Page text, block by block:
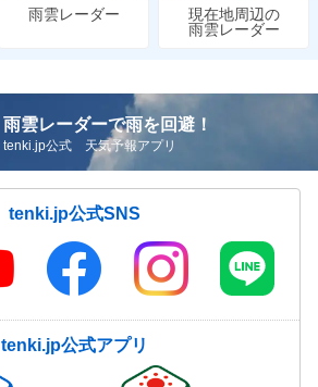
雨雲レーダー
現在地周辺の
雨雲レーダー
雨雲レーダーで雨を回避！
tenki.jp公式 天気予報アプリ
tenki.jp公式SNS
tenki.jp公式アプリ